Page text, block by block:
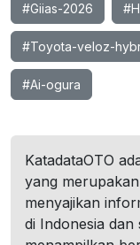
#Giias-2026
#Toyota-veloz-
#Ai-ogura
KatadataOTO
yang
menyajikan
di Indonesia